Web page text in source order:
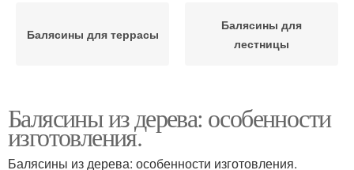
Балясины для террасы
Балясины для
лестницы
Балясины из дерева: особенности
изготовления.
Балясины из дерева: особенности изготовления.